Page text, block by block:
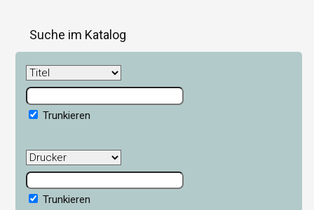
Suche im Katalog
Trunkieren
Trunkieren